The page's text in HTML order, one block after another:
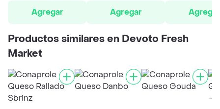
Agregar
Agregar Agregar
Productos similares en Devoto Fresh
Market